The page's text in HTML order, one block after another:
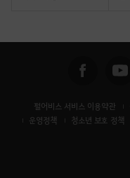
펄어비스 서비스 이용약관
운영정책 청소년 보호 정책